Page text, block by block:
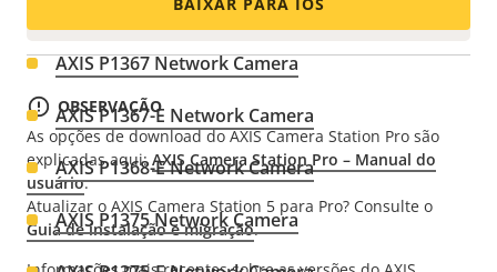
AXIS P1365-E Mk II Network Camera
AXIS P1367 Network Camera
AXIS P1367-E Network Camera
AXIS P1368-E Network Camera
AXIS P1375 Network Camera
OBSERVAÇÃO
As opções de download do AXIS Camera Station Pro são
explicadas aqui:AXIS Camera Station Pro – Manual do
usuário.
Atualizar o AXIS Camera Station 5 para Pro? Consulte o
Guia de instalação e migração.